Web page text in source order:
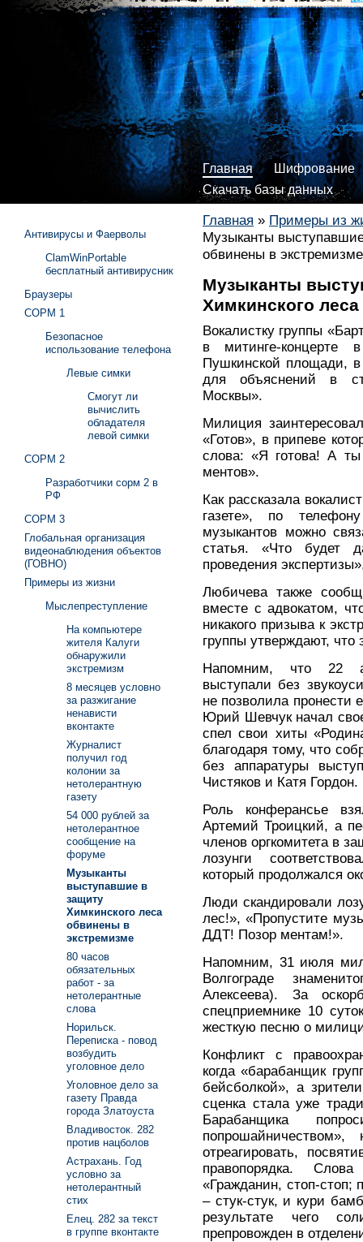
Главная
Шифрование
Скачать базы данных
Главная » Примеры из
Музыканты
обвинены в экстремизме
Музыканты
Химкинского
Вокалистку группы
в митинге-концерте
Пушкинской площади, в
для объяснений в
Москвы».
Милиция
«Готов», в припеве
слова: «Я готова! А
ментов».
Как рассказала
газете», по
музыкантов можно
статья. «Что будет
проведения
Любичева также
вместе с адвокатом,
никакого призыва к
группы утверждают,
Напомним, что 22
выступали без
не позволила
Юрий Шевчук начал
спел свои хиты
благодаря тому, что
без аппаратуры
Чистяков и Катя Гордон.
Роль конферансье
Артемий Троицкий, а
членов оргкомитета в
лозунги
который продолжался
Люди скандировали
лес!», «Пропустите
ДДТ! Позор ментам!».
Напомним, 31 июля
Волгограде
Алексеева). За
спецприемнике 10
жесткую песню о
Конфликт с
когда «барабанщик
бейсболкой», а
сценка стала уже
Барабанщика
отреагировать,
правопорядка.
«Гражданин, стоп-стоп;
– стук-стук, и кури
результате чего
препровожден в
Антивирусы и Фаерволы
ClamWinPortable
бесплатный антивирусник
Браузеры
СОРМ 1
Безопасное
использование телефона
Левые симки
Смогут ли
вычислить
обладателя
левой симки
СОРМ 2
Разработчики сорм 2 в
РФ
СОРМ 3
Глобальная организация
видеонаблюдения объектов
(ГОВНО)
Примеры из жизни
Мыслепреступление
На компьютере
жителя Калуги
обнаружили
экстремизм
8 месяцев условно
за разжигание
ненависти
вконтакте
Журналист
получил год
колонии за
нетолерантную
газету
54 000 рублей за
нетолерантное
сообщение на
форуме
Музыканты
выступавшие в
защиту
Химкинского леса
обвинены в
экстремизме
80 часов
обязательных
работ - за
нетолерантные
слова
Норильск.
Переписка - повод
возбудить
уголовное дело
Уголовное дело за
газету Правда
города Златоуста
Владивосток. 282
против нацболов
Астрахань. Год
условно за
нетолерантный
стих
Елец. 282 за текст
в группе вконтакте